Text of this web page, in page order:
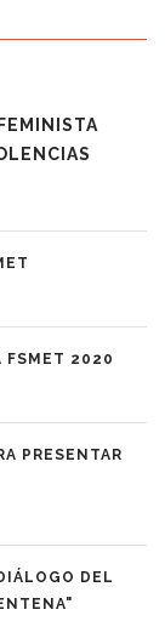
FSMET 2020
PRESENTAR
DEL